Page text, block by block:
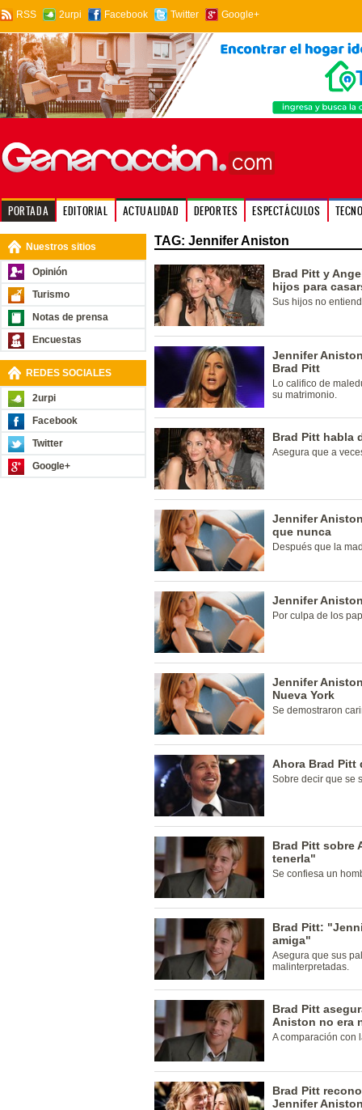
RSS 2urpi Facebook Twitter Google+
PORTADA EDITORIAL ACTUALIDAD DEPORTES ESPECTÁCULOS
Nuestros sitios
Opinión
Turismo
Notas de prensa
Encuestas
REDES SOCIALES
2urpi
Facebook
Twitter
Google+
TAG: Jennifer Aniston
Brad Pitt y
hijos para
Sus hijos no
Jennifer
Brad Pitt
Lo califico de
su matrimonio.
Brad Pitt habla
Asegura que a
Jennifer
que nunca
Después que la
Jennifer
Por culpa de los
Jennifer
Nueva York
Se demostraron
Ahora Brad Pitt
Sobre decir que se
Brad Pitt sobre
tenerla"
Se confiesa un
Brad Pitt:
amiga"
Asegura que sus
malinterpretadas.
Brad Pitt
Aniston no era
A comparación con
Brad Pitt
Jennifer